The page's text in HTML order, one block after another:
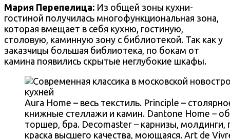
Мария Перепелица: Из общей зоны кухни-
гостиной получилась многофункциональная зона,
которая вмещает в себя кухню, гостиную,
столовую, каминную зону с библиотекой. Так как у
заказчицы большая библиотека, по бокам от
камина появились скрытые неглубокие шкафы.
Aura Home – весь текстиль. Principle –
книжные стеллажи и камин. Dantone Home –
торшер, бра. Decomaster – карнизы, молдинги,
краска высшего качества, моющаяся. Art de